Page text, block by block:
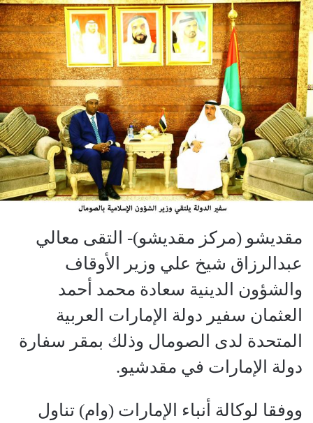
مقديشو (مركز مقديشو)- التقى معالي
عبدالرزاق شيخ علي وزير الأوقاف
والشؤون الدينية سعادة محمد أحمد
العثمان سفير دولة الإمارات العربية
المتحدة لدى الصومال وذلك بمقر سفارة
دولة الإمارات في مقدشيو.
ووفقا لوكالة أنباء الإمارات (وام) تناول